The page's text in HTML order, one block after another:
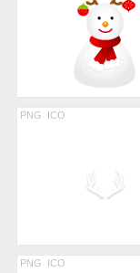
PNG ICO
PNG ICO